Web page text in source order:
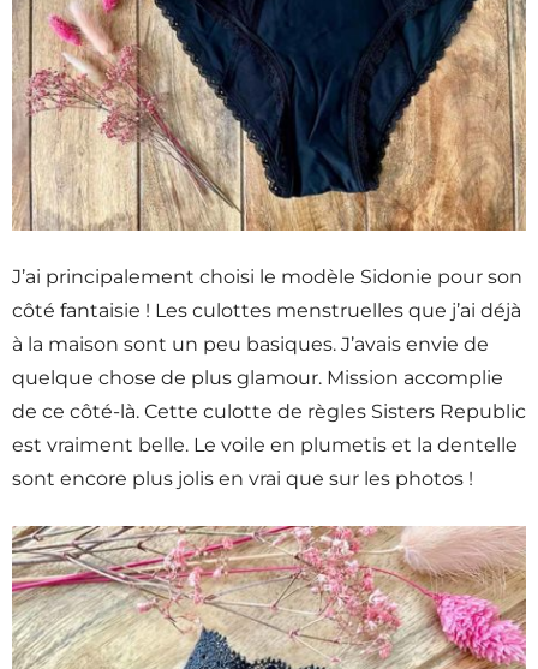
J’ai principalement choisi le modèle Sidonie pour son
côté fantaisie ! Les culottes menstruelles que j’ai déjà
à la maison sont un peu basiques. J’avais envie de
quelque chose de plus glamour. Mission accomplie
de ce côté-là. Cette culotte de règles Sisters Republic
est vraiment belle. Le voile en plumetis et la dentelle
sont encore plus jolis en vrai que sur les photos !